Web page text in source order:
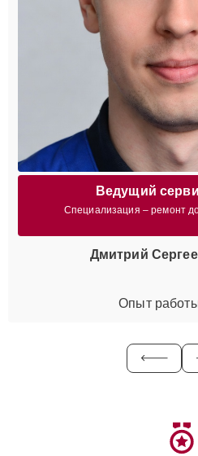
Ведущий
Специализация – ремонт
Дмитрий
Опыт